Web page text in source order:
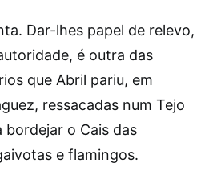
Dar-lhes papel de relevo,
é outra das
que Abril pariu, em
ressacadas num Tejo
bordejar o Cais das
e flamingos.